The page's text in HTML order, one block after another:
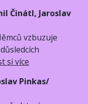
Činátl, Jaroslav
vzbuzuje
si více
Pinkas/